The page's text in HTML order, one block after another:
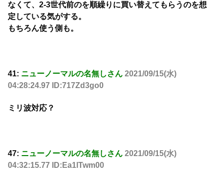
なくて、2-3世代前のを順繰りに買い替えてもらうのを想
定している気がする。
もちろん使う側も。
41: ニューノーマルの名無しさん 2021/09/15(水)
04:28:24.97 ID:717Zd3go0
ミリ波対応？
47: ニューノーマルの名無しさん 2021/09/15(水)
04:32:15.77 ID:Ea1lTwm00